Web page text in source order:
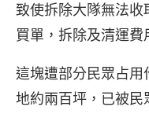
致使拆除大隊無法
買單，拆除及清運費
這塊遭部分民眾占
地約兩百坪，已被